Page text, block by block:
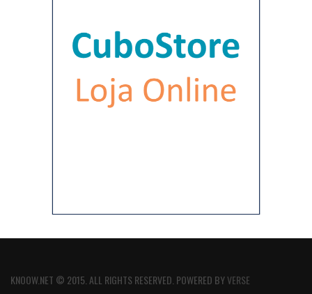
KNOOW.NET © 2015. ALL RIGHTS RESERVED. POWERED BYVERSE